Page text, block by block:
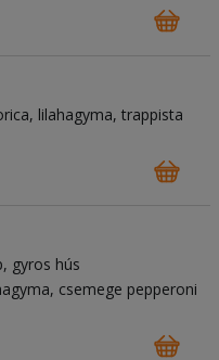
lilahagyma trappista
gyros hús
csemege pepperoni